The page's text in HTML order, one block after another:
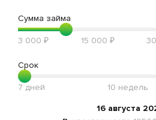
О компании
Отзывы
Сумма займа
3 000 ₽ 15 000 ₽
Срок
7 дней 10 недель
16 августа